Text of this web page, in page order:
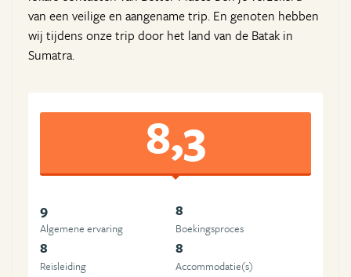
van een veilige en aangename trip. En genoten hebben
wij tijdens onze trip door het land van de Batak in
Sumatra.
8,3
9
Algemene ervaring
8
Boekingsproces
8
Reisleiding
8
Accommodatie(s)